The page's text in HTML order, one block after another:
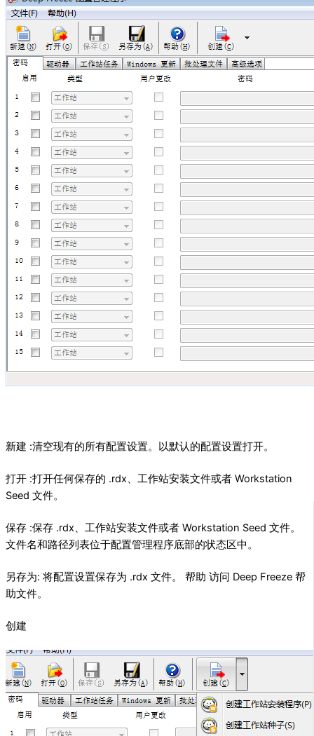
新建 :清空现有的所有配置设置。以默认的配置设置打开。
打开 :打开任何保存的 .rdx、工作站安装文件或者 Workstation
Seed 文件。
保存 :保存 .rdx、工作站安装文件或者 Workstation Seed 文件。
文件名和路径列表位于配置管理程序底部的状态区中。
另存为: 将配置设置保存为 .rdx 文件。 帮助 访问 Deep Freeze 帮
助文件。
创建